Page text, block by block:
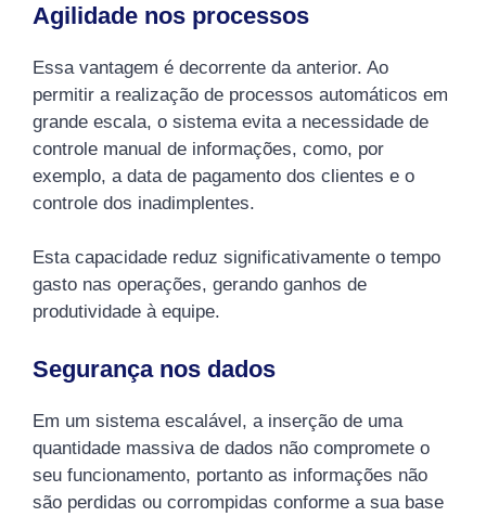
Agilidade nos processos
Essa vantagem é decorrente da anterior. Ao
permitir a realização de processos automáticos em
grande escala, o sistema evita a necessidade de
controle manual de informações, como, por
exemplo, a data de pagamento dos clientes e o
controle dos inadimplentes.
Esta capacidade reduz significativamente o tempo
gasto nas operações, gerando ganhos de
produtividade à equipe.
Segurança nos dados
Em um sistema escalável, a inserção de uma
quantidade massiva de dados não compromete o
seu funcionamento, portanto as informações não
são perdidas ou corrompidas conforme a sua base